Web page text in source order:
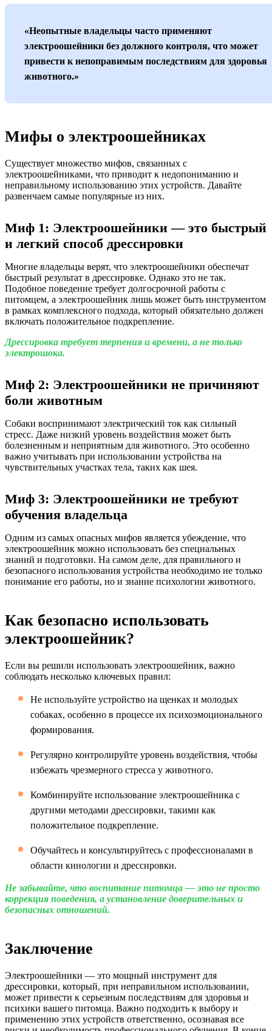
«Неопытные владельцы часто применяют
электроошейники без должного контроля, что может
привести к непоправимым последствиям для здоровья
животного.»
Мифы о электроошейниках
Существует множество мифов, связанных с
электроошейниками, что приводит к недопониманию и
неправильному использованию этих устройств. Давайте
развенчаем самые популярные из них.
Миф 1: Электроошейники — это быстрый
и легкий способ дрессировки
Многие владельцы верят, что электроошейники обеспечат
быстрый результат в дрессировке. Однако это не так.
Подобное поведение требует долгосрочной работы с
питомцем, а электроошейник лишь может быть инструментом
в рамках комплексного подхода, который обязательно должен
включать положительное подкрепление.
Дрессировка требует терпения и времени, а не только
электрошока.
Миф 2: Электроошейники не причиняют
боли животным
Собаки воспринимают электрический ток как сильный
стресс. Даже низкий уровень воздействия может быть
болезненным и неприятным для животного. Это особенно
важно учитывать при использовании устройства на
чувствительных участках тела, таких как шея.
Миф 3: Электроошейники не требуют
обучения владельца
Одним из самых опасных мифов является убеждение, что
электроошейник можно использовать без специальных
знаний и подготовки. На самом деле, для правильного и
безопасного использования устройства необходимо не только
понимание его работы, но и знание психологии животного.
Как безопасно использовать
электроошейник?
Если вы решили использовать электроошейник, важно
соблюдать несколько ключевых правил:
Не используйте устройство на щенках и молодых
собаках, особенно в процессе их психоэмоционального
формирования.
Регулярно контролируйте уровень воздействия, чтобы
избежать чрезмерного стресса у животного.
Комбинируйте использование электроошейника с
другими методами дрессировки, такими как
положительное подкрепление.
Обучайтесь и консультируйтесь с профессионалами в
области кинологии и дрессировки.
Не забывайте, что воспитание питомца — это не просто
коррекция поведения, а установление доверительных и
безопасных отношений.
Заключение
Электроошейники — это мощный инструмент для
дрессировки, который, при неправильном использовании,
может привести к серьезным последствиям для здоровья и
психики вашего питомца. Важно подходить к выбору и
применению этих устройств ответственно, осознавая все